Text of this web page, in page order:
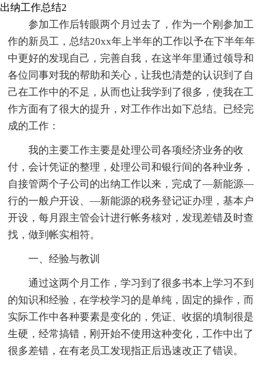
出纳工作总结2
参加工作后转眼两个月过去了，作为一个刚参加工
作的新员工，总结20xx年上半年的工作以予在下半年年
中更好的发现自己，完善自我，在这半年里通过领导和
各位同事对我的帮助和关心，让我也清楚的认识到了自
己在工作中的不足，从而也让我学到了很多，使我在工
作方面有了很大的提升，对工作作出如下总结。已经完
成的工作：
我的主要工作主要是处理公司各项经济业务的收
付，会计凭证的整理，处理公司和银行间的各种业务，
自接管两个子公司的出纳工作以来，完成了—新能源—
行的一般户开设、—新能源的税务登记证办理，基本户
开设，每月跟主管会计进行帐务核对，发现差错及时查
找，做到帐实相符。
一、经验与教训
通过这两个月工作，学习到了很多书本上学习不到
的知识和经验，在学校学习的是单纯，固定的操作，而
实际工作中各种要素是变化的，凭证、收据的填制很是
生硬，经常搞错，刚开始不使用这种变化，工作中出了
很多差错，在有老员工发现指正后迅速改正了错误。